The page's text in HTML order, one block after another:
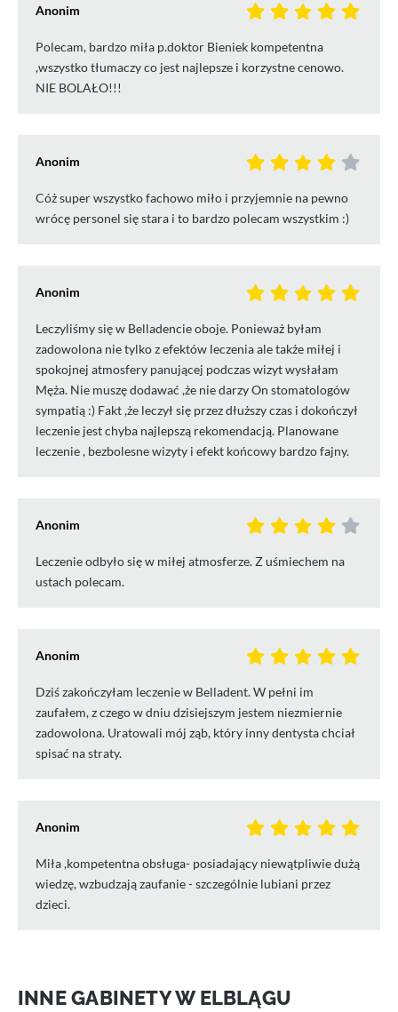
Anonim
Polecam, bardzo miła p.doktor Bieniek kompetentna
,wszystko tłumaczy co jest najlepsze i korzystne cenowo.
NIE BOLAŁO!!!
Anonim
Cóż super wszystko fachowo miło i przyjemnie na pewno
wrócę personel się stara i to bardzo polecam wszystkim :)
Anonim
Leczyliśmy się w Belladencie oboje. Ponieważ byłam
zadowolona nie tylko z efektów leczenia ale także miłej i
spokojnej atmosfery panującej podczas wizyt wysłałam
Męża. Nie muszę dodawać ,że nie darzy On stomatologów
sympatią :) Fakt ,że leczył się przez dłuższy czas i dokończył
leczenie jest chyba najlepszą rekomendacją. Planowane
leczenie , bezbolesne wizyty i efekt końcowy bardzo fajny.
Anonim
Leczenie odbyło się w miłej atmosferze. Z uśmiechem na
ustach polecam.
Anonim
Dziś zakończyłam leczenie w Belladent. W pełni im
zaufałem, z czego w dniu dzisiejszym jestem niezmiernie
zadowolona. Uratowali mój ząb, który inny dentysta chciał
spisać na straty.
Anonim
Miła ,kompetentna obsługa- posiadający niewątpliwie dużą
wiedzę, wzbudzają zaufanie - szczególnie lubiani przez
dzieci.
INNE GABINETY W ELBLĄGU